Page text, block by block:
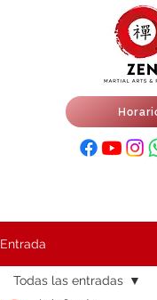
Entrada
Todas las entradas